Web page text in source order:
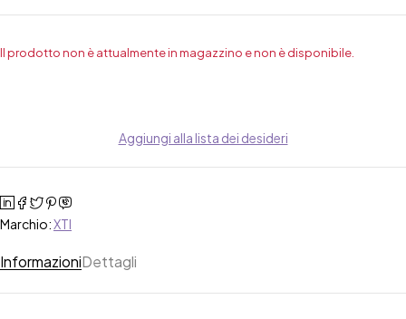
Il prodotto non è attualmente in magazzino e non è disponibile.
Aggiungi alla lista dei desideri
Marchio:XTI
InformazioniDettagli